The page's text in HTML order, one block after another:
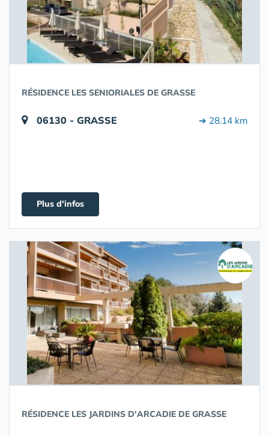
RÉSIDENCE LES SENIORIALES DE GRASSE
06130 - GRASSE ➔ 28.14 km
Plus d'infos
RÉSIDENCE LES JARDINS D'ARCADIE DE GRASSE